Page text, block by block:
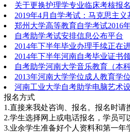
关于更换护理学专业临床考核报
2019年4月自学考试：马克思主
郑州大学高等教育自学考试2016
自考助学考试安排信息公布平台
2014年下半年毕业办理手续正在
2014年下半年河南自考毕业证书
自考助学河南大学音乐教育（本
2013年河南大学学位成人教育学
河南工业大学自考助学电脑艺术
报名方式
1.直接来我处咨询、报名。报名时请
2.学生选择网上或电话报名，学员可
3.业余学生准备好个人资料和第一年